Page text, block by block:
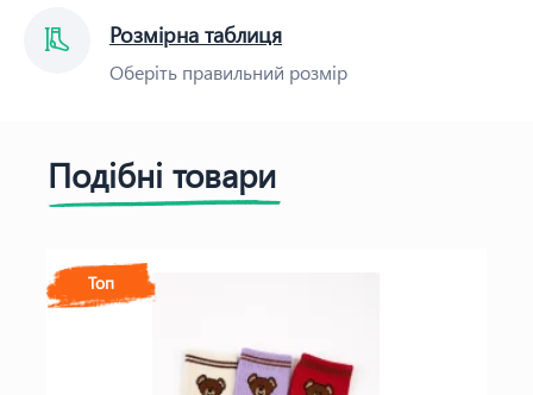
Розмірна таблиця
Оберіть правильний розмір
Подібні товари
Топ